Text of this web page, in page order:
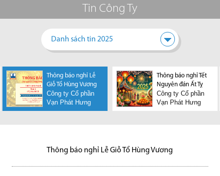
Tin Công Ty
Danh sách tin 2025
Thông báo nghỉ Tết
Nguyên đán Bính
Ngọ
Công ty Cổ phần
Vạn Phát Hưng
Thông báo nghỉ Lễ
Giỗ Tổ Hùng Vương
Công ty Cổ phần
Vạn Phát Hưng
chân thành cảm
Thông báo nghỉ Tết
Nguyên đán Ất Tỵ
Công ty Cổ phần
Vạn Phát Hưng
Thông báo nghỉ Lễ Giỗ Tổ Hùng Vương